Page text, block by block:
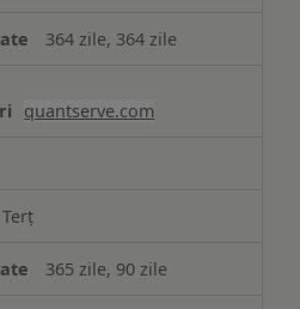
364 zile, 364 zile
quantserve.com
Terț
365 zile, 90 zile